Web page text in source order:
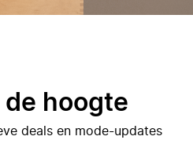
de hoogte
deals en mode-updates